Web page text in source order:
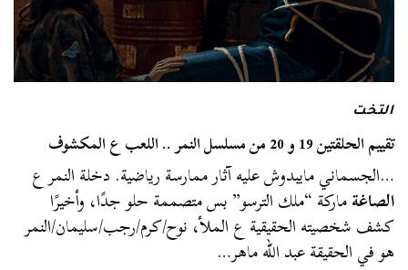
التخت
تقييم الحلقتين 19 و 20 من مسلسل النمر .. اللعب ع المكشوف
…الجسماني مايبدوش عليه آثار ممارسة رياضية. دخلة النمر ع
الصاغةماركة “ملك الترسو” بس متصممة حلو جدًا، وأخيرًا
كشف شخصيته الحقيقية ع الملأ، نوح/كرم/رجب/سليمان/النمر
هو في الحقيقة عبد الله ماهر…